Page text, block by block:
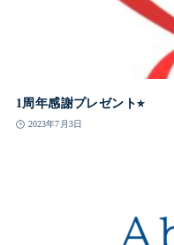
1周年感謝プレゼント⭐︎
2023年7月3日